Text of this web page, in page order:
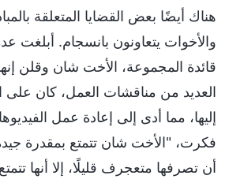
هناك أيضًا بعض القضايا المتعلقة
والأخوات يتعاونون بانسجام. أبلغت
قائدة المجموعة، الأخت شان وقلن
العديد من مناقشات العمل، كان على
إليها، مما أدى إلى إعادة عمل
فكرت، "الأخت شان تتمتع بمقدرة
أن تصرفها متعجرف قليلًا، إلا أنها